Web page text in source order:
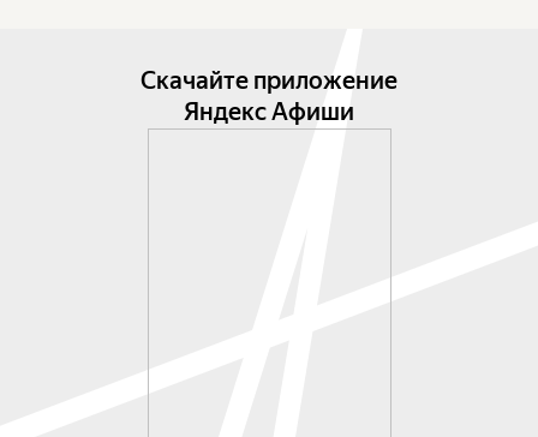
Скачайте приложение
Яндекс Афиши